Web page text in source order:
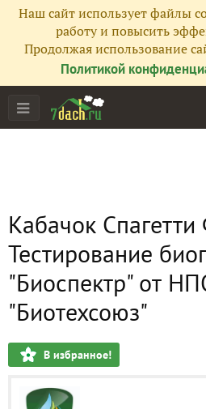
Наш сайт использует файлы
работу и повысить
Продолжая использование
Политикой
Кабачок
Тестирование
"Биоспектр" от
"Биотехсоюз"
В избранное!